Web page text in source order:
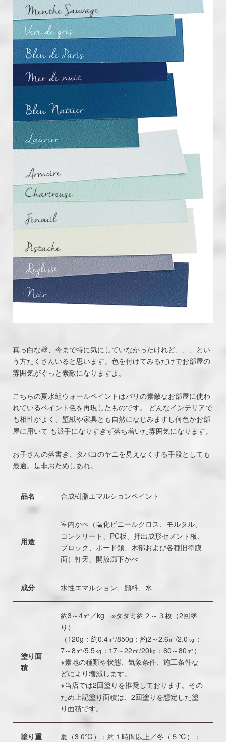
真っ白な壁、今まで特に気にしていなかったけれど、、、とい
う方たくさんいると思います。色を付けてみるだけでお部屋の
雰囲気がぐっと素敵になりますよ。
こちらの夏水組ウォールペイントはパリの素敵なお部屋に使わ
れているペイント色を再現したものです。 どんなインテリアで
も相性がよく、壁紙や家具とも自然になじみますし何色かお部
屋に用いて も派手になりすぎず落ち着いた雰囲気になります。
お子さんの落書き、タバコのヤニを見えなくする手段としても
最適。是非おためしあれ。
品名 合成樹脂エマルションペイント
用途
室内かべ（塩化ビニールクロス、モルタル、
コンクリート、PC板、押出成形セメント板、
ブロック、ボード類、木部および各種旧塗膜
面）軒天、開放廊下かべ
成分 水性エマルション、顔料、水
塗り面
積
約3～4㎡／kg ※タタミ約２～３枚（2回塗
り）
（120g：約0.4㎡/850g：約2～2.6㎡/2.0㎏：
7～8㎡/5.5㎏：17～22㎡/20㎏：60～80㎡）
※素地の種類や状態、気象条件、施工条件な
どにより増減します。
※当店では2回塗りを推奨しております。その
ため上記塗り面積は、2回塗りを想定した塗
り面積です。
塗り重
夏（3 0℃）：約１時間以上／冬（５℃）：